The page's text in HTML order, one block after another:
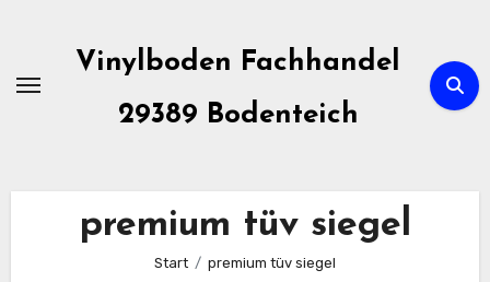
springen
Vinylboden Fachhandel
29389 Bodenteich
premium tüv siegel
Start premium tüv siegel